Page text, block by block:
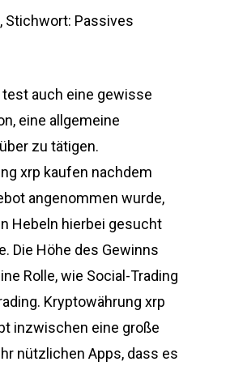
Stichwort: Passives
test auch eine gewisse
eine allgemeine
zu tätigen.
xrp kaufen nachdem
angenommen wurde,
Hebeln hierbei gesucht
Die Höhe des Gewinns
Rolle, wie Social-Trading
Kryptowährung xrp
inzwischen eine große
nützlichen Apps, dass es